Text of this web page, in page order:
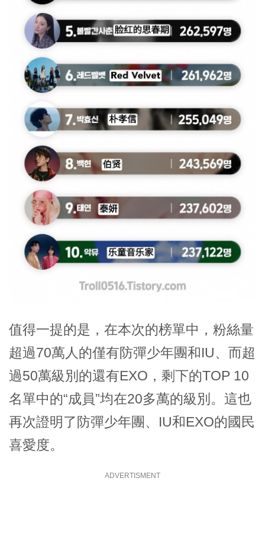
值得一提的是，在本次的榜單中，粉絲量
超過70萬人的僅有防彈少年團和IU、而超
過50萬級別的還有EXO，剩下的TOP 10
名單中的“成員”均在20多萬的級別。這也
再次證明了防彈少年團、IU和EXO的國民
喜愛度。
ADVERTISMENT